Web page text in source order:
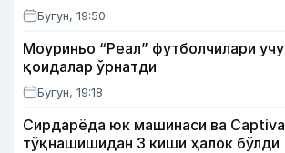
Бугун, 19:50
Моуриньо “Реал” футболчилари
қоидалар ўрнатди
Бугун, 19:18
Сирдарёда юк машинаси ва Captiva
тўқнашишидан 3 киши ҳалок бўлди